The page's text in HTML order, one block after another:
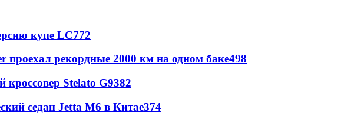
купе LC772
проехал рекордные 2000 км на одном баке498
кроссовер Stelato G9382
седан Jetta M6 в Китае374